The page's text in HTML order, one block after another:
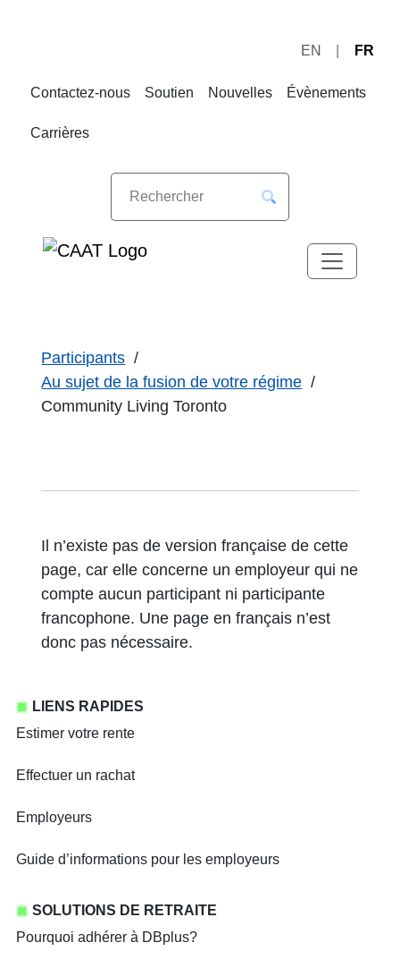
navigation
EN FR
Contactez-nous Soutien Nouvelles Évènements
Carrières
Participants
Au sujet de la fusion de votre régime
Community Living Toronto
Il n’existe pas de version française de cette
page, car elle concerne un employeur qui ne
compte aucun participant ni participante
francophone. Une page en français n’est
donc pas nécessaire.
LIENS RAPIDES
Estimer votre rente
Effectuer un rachat
Employeurs
Guide d’informations pour les employeurs
SOLUTIONS DE RETRAITE
Pourquoi adhérer à DBplus?